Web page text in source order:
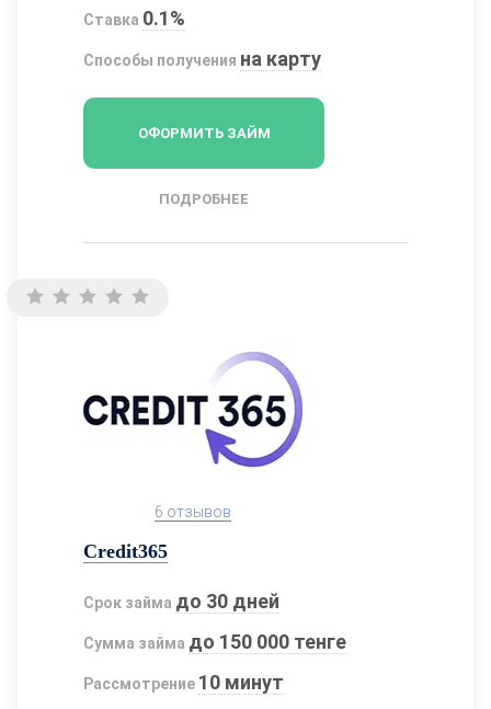
Ставка 0.1%
Способы получения на карту
ОФОРМИТЬ ЗАЙМ
ПОДРОБНЕЕ
6 отзывов
Credit365
Срок займа до 30 дней
Сумма займа до 150 000 тенге
Рассмотрение 10 минут